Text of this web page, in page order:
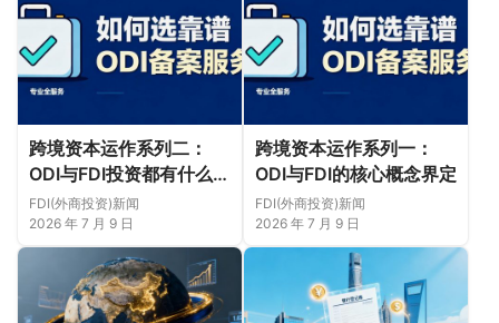
跨境资本运作系列二：
ODI与FDI投资都有什么限
制？
FDI(外商投资)新闻
2026 年 7 月 9 日
跨境资本运作系列一：
ODI与FDI的核心概念界定
FDI(外商投资)新闻
2026 年 7 月 9 日